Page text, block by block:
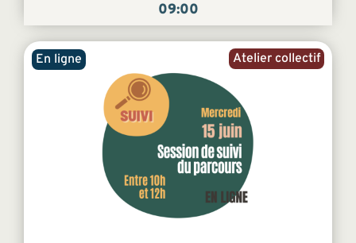
09:00
Atelier collectif
En ligne